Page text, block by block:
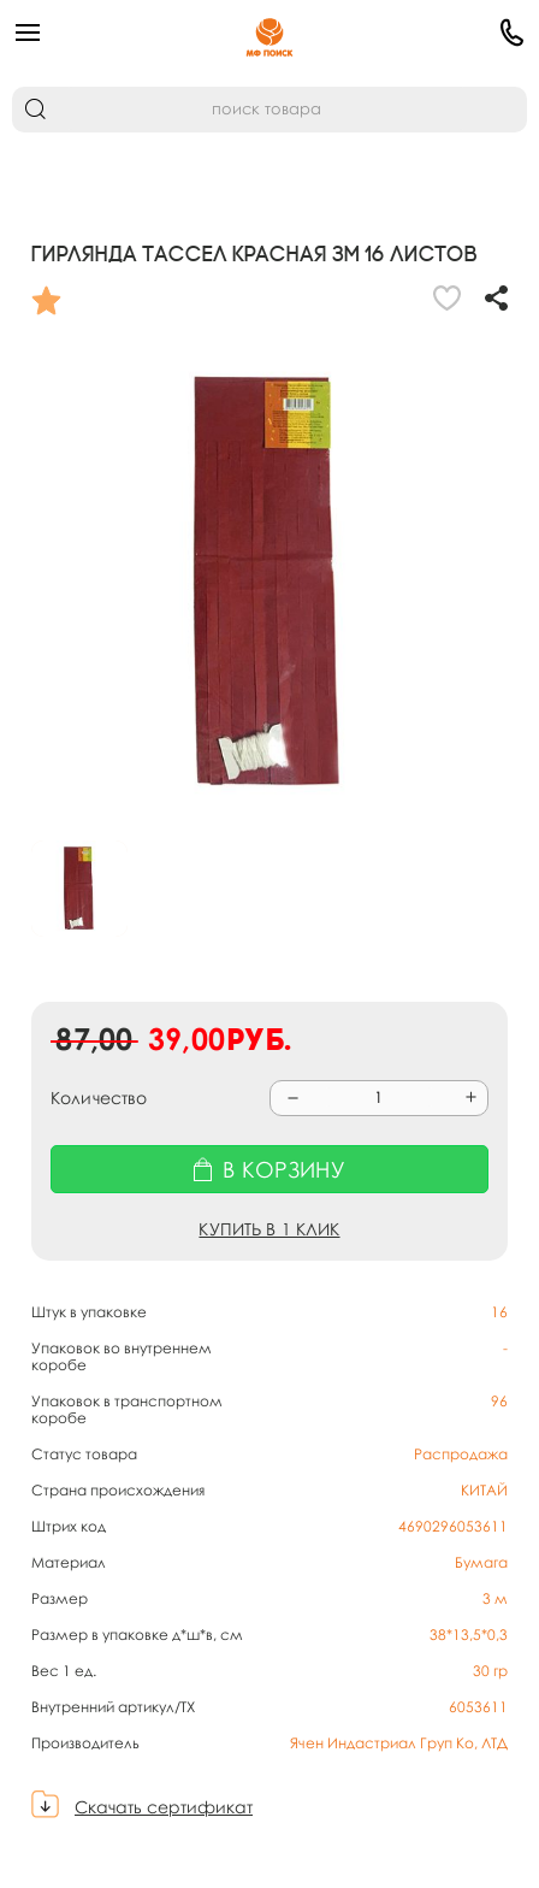
Гирлянда Тассел красная 3м 16 листов
Штук в упаковке
16
Упаковок во внутреннем
коробе
-
Упаковок в транспортном
коробе
96
Статус товара
Распродажа
Страна происхождения
КИТАЙ
Штрих код
4690296053611
Материал
Бумага
Размер
3 м
Размер в упаковке д*ш*в, см
38*13,5*0,3
Вес 1 ед.
30 гр
Внутренний артикул/TX
6053611
Производитель
Ячен Индастриал Груп Ко, ЛТД
Скачать сертификат
87,00 39,00руб.
Количество
В КОРЗИНУ
КУПИТЬ В 1 КЛИК